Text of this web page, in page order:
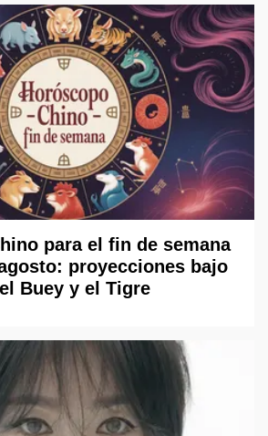
para el fin de semana
proyecciones bajo
Buey y el Tigre